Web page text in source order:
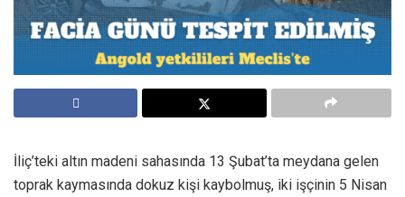
İliç’teki altın madeni sahasında 13 Şubat’ta meydana gelen
toprak kaymasında dokuz kişi kaybolmuş, iki işçinin 5 Nisan